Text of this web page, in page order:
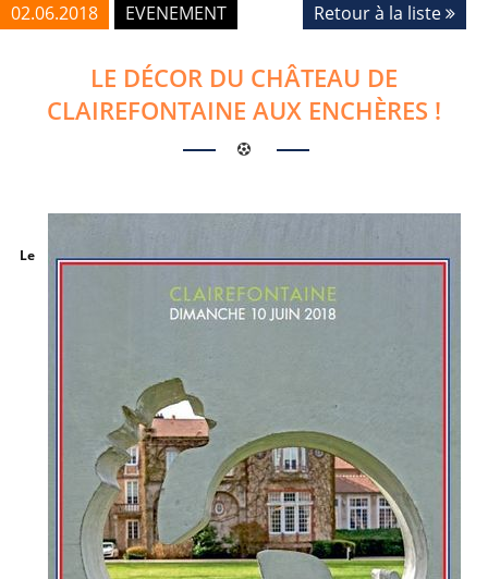
02.06.2018 EVENEMENT Retour à la liste
LE DÉCOR DU CHÂTEAU DE
CLAIREFONTAINE AUX ENCHÈRES !
Le